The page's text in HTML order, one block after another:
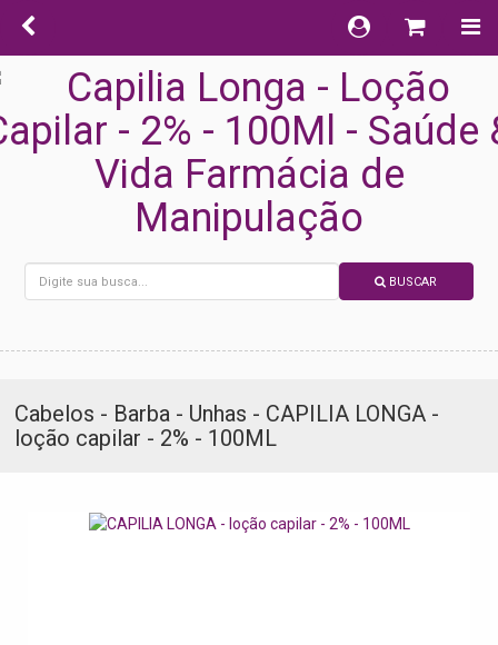
BUSCAR
Cabelos - Barba - Unhas - CAPILIA LONGA -
loção capilar - 2% - 100ML